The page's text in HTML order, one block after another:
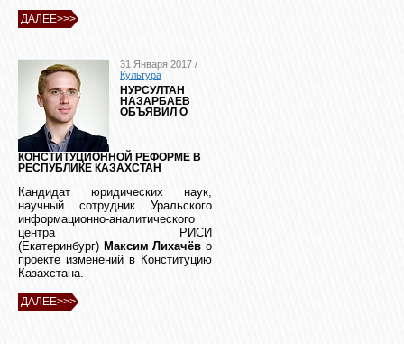
ДАЛЕЕ>>>
31 Января 2017 /
Культура
НУРСУЛТАН
НАЗАРБАЕВ
ОБЪЯВИЛ О
КОНСТИТУЦИОННОЙ РЕФОРМЕ В
РЕСПУБЛИКЕ КАЗАХСТАН
Кандидат юридических наук,
научный сотрудник Уральского
информационно-аналитического
центра РИСИ
(Екатеринбург) Максим Лихачёв о
проекте изменений в Конституцию
Казахстана.
ДАЛЕЕ>>>